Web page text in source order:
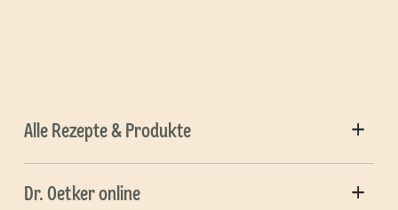
Alle Rezepte & Produkte
Dr. Oetker online